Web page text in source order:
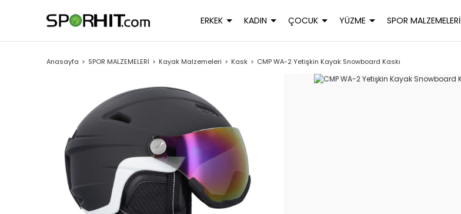
ERKEK KADIN ÇOCUK YÜZME SPOR MALZEMELERİ
Anasayfa SPOR MALZEMELERİ Kayak Malzemeleri Kask CMP WA-2 Yetişkin Kayak Snowboard Kaskı